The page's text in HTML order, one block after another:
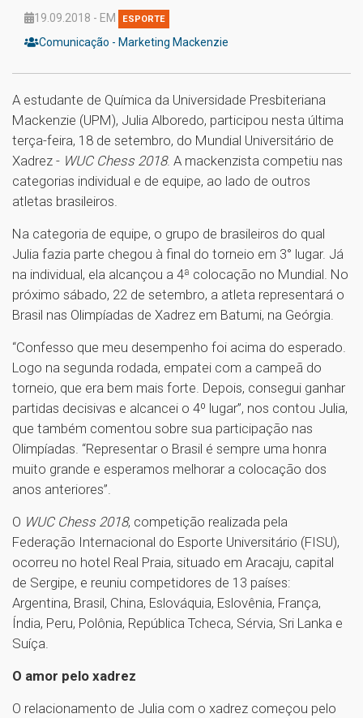
19.09.2018 - EM ESPORTE
Comunicação - Marketing Mackenzie
A estudante de Química da Universidade Presbiteriana
Mackenzie (UPM), Julia Alboredo, participou nesta última
terça-feira, 18 de setembro, do Mundial Universitário de
Xadrez - WUC Chess 2018. A mackenzista competiu nas
categorias individual e de equipe, ao lado de outros
atletas brasileiros.
Na categoria de equipe, o grupo de brasileiros do qual
Julia fazia parte chegou à final do torneio em 3° lugar. Já
na individual, ela alcançou a 4ª colocação no Mundial. No
próximo sábado, 22 de setembro, a atleta representará o
Brasil nas Olimpíadas de Xadrez em Batumi, na Geórgia.
“Confesso que meu desempenho foi acima do esperado.
Logo na segunda rodada, empatei com a campeã do
torneio, que era bem mais forte. Depois, consegui ganhar
partidas decisivas e alcancei o 4º lugar”, nos contou Julia,
que também comentou sobre sua participação nas
Olimpíadas. “Representar o Brasil é sempre uma honra
muito grande e esperamos melhorar a colocação dos
anos anteriores”.
O WUC Chess 2018, competição realizada pela
Federação Internacional do Esporte Universitário (FISU),
ocorreu no hotel Real Praia, situado em Aracaju, capital
de Sergipe, e reuniu competidores de 13 países:
Argentina, Brasil, China, Eslováquia, Eslovênia, França,
Índia, Peru, Polônia, República Tcheca, Sérvia, Sri Lanka e
Suíça.
O amor pelo xadrez
O relacionamento de Julia com o xadrez começou pelo